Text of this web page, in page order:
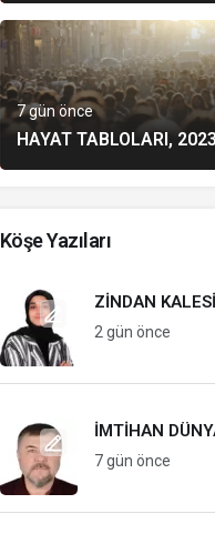
7 gün önce
HAYAT TABLOLARI,
Köşe Yazıları
ZINDAN KALESI
2 gün önce
İMTIHAN
7 gün önce